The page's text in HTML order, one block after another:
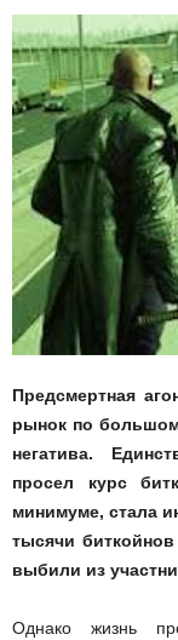
Предсмертная
рынок по
негатива.
просел курс
минимуме, стала
тысячи
выбили из
Однако жизнь